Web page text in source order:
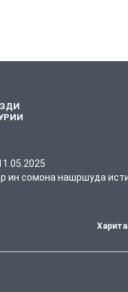
ин сомона нашршуда